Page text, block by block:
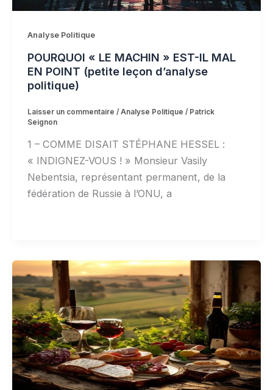
Analyse Politique
POURQUOI « LE MACHIN » EST-IL MAL
EN POINT (petite leçon d’analyse
politique)
Laisser un commentaire /Analyse Politique / Patrick
Seignon
1 – COMME DISAIT STÉPHANE HESSEL :
« INDIGNEZ-VOUS ! » Monsieur Vasily
Nebentsia, représentant permanent, de la
fédération de Russie à l’ONU, a